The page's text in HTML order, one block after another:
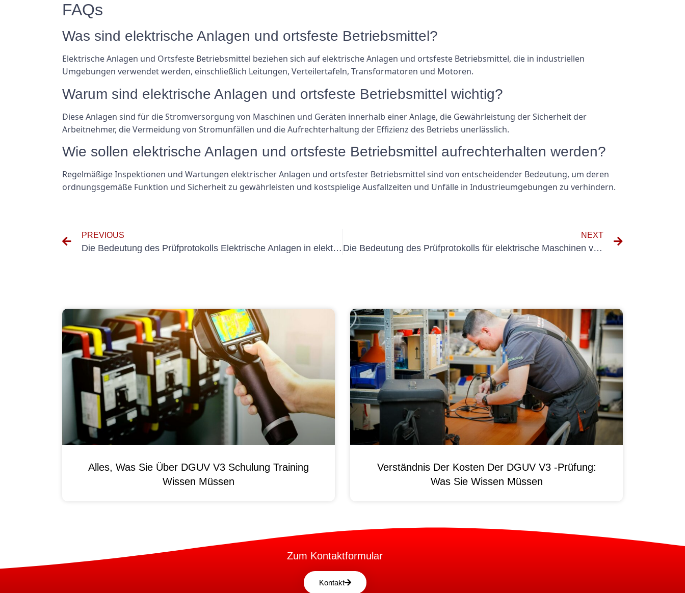
FAQs
Was sind elektrische Anlagen und ortsfeste Betriebsmittel?
Elektrische Anlagen und Ortsfeste Betriebsmittel beziehen sich auf elektrische Anlagen und ortsfeste Betriebsmittel, die in industriellen
Umgebungen verwendet werden, einschließlich Leitungen, Verteilertafeln, Transformatoren und Motoren.
Warum sind elektrische Anlagen und ortsfeste Betriebsmittel wichtig?
Diese Anlagen sind für die Stromversorgung von Maschinen und Geräten innerhalb einer Anlage, die Gewährleistung der Sicherheit der
Arbeitnehmer, die Vermeidung von Stromunfällen und die Aufrechterhaltung der Effizienz des Betriebs unerlässlich.
Wie sollen elektrische Anlagen und ortsfeste Betriebsmittel aufrechterhalten werden?
Regelmäßige Inspektionen und Wartungen elektrischer Anlagen und ortsfester Betriebsmittel sind von entscheidender Bedeutung, um deren
ordnungsgemäße Funktion und Sicherheit zu gewährleisten und kostspielige Ausfallzeiten und Unfälle in Industrieumgebungen zu verhindern.
PREVIOUS
Die Bedeutung des Prüfprotokolls Elektrische Anlagen in elektrischen Systemen
NEXT
Die Bedeutung des Prüfprotokolls für elektrische Maschinen verstehen
Alles, Was Sie Über DGUV V3 Schulung Training
Wissen Müssen
Verständnis Der Kosten Der DGUV V3 -Prüfung:
Was Sie Wissen Müssen
Zum Kontaktformular
Kontakt